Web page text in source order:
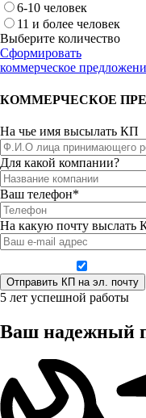
6-10 человек
11 и более человек
Выберите количество
Сформировать
коммерческое
КОММЕРЧЕСКОЕ
На чье имя высылать КП
Для какой компании?
Ваш телефон*
На какую почту выслать
5 лет успешной работы
Ваш надежный